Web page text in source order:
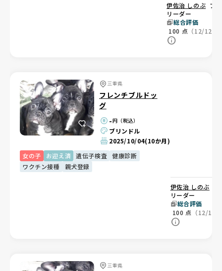
伊佐治 しのぶ ブ
リーダー
総合評価
100 点 （12/12）
三重県
フレンチブルドッ
グ
-円（税込）
ブリンドル
2025/10/04(10か月)
女の子
お迎え済 遺伝子検査
健康診断
ワクチン接種
親犬登録
伊佐治 しのぶ
リーダー
総合評価
100 点 （12/12）
三重県